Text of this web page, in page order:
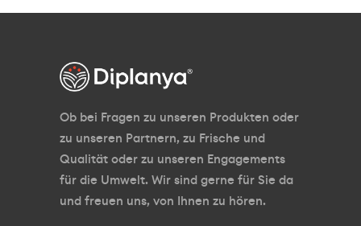
Ob bei Fragen zu unseren Produkten oder
zu unseren Partnern, zu Frische und
Qualität oder zu unseren Engagements
für die Umwelt. Wir sind gerne für Sie da
und freuen uns, von Ihnen zu hören.